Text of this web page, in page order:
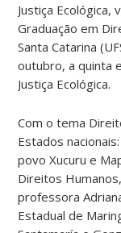
Justiça Ecológica,
Graduação em
Santa Catarina
outubro, a quinta
Justiça Ecológica.
Com o tema
Estados
povo Xucuru e
Direitos
professora
Estadual de